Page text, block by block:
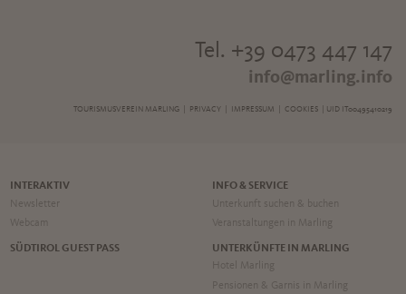
Tel. +39 0473 447 147
info@marling.info
TOURISMUSVEREIN MARLING | PRIVACY| IMPRESSUM COOKIES | UID IT00495410219
INTERAKTIV
Newsletter
Webcam
INFO & SERVICE
Unterkunft suchen & buchen
Veranstaltungen in Marling
SÜDTIROL GUEST PASS
UNTERKÜNFTE IN MARLING
Hotel Marling
Pensionen & Garnis in Marling